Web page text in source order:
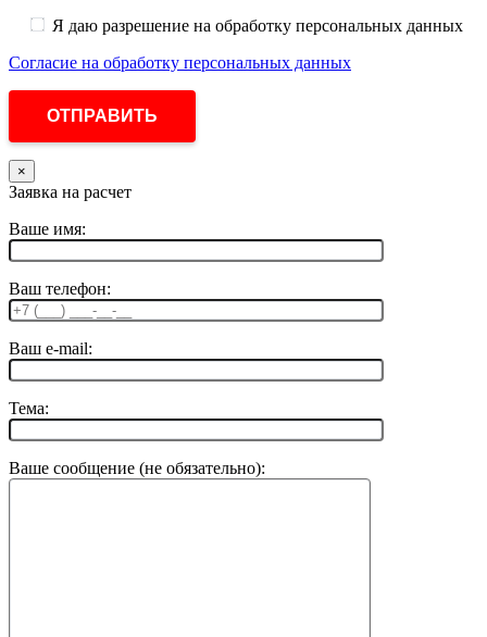
Я даю разрешение на обработку персональных данных
Согласие на обработку персональных данных
×
Заявка на расчет
Ваше имя:
Ваш телефон:
Ваш e-mail:
Тема:
Ваше сообщение (не обязательно):